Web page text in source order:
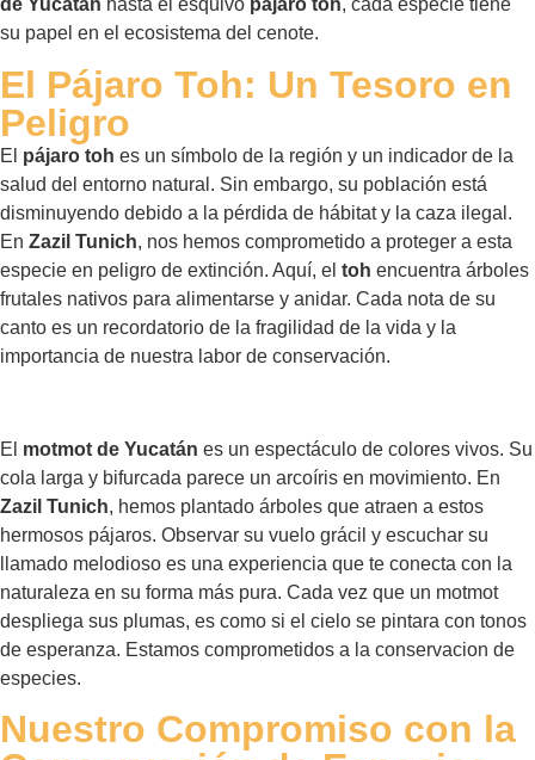
de Yucatán hasta el esquivo pájaro toh, cada especie tiene
su papel en el ecosistema del cenote.
El Pájaro Toh: Un Tesoro en
Peligro
El pájaro toh es un símbolo de la región y un indicador de la
salud del entorno natural. Sin embargo, su población está
disminuyendo debido a la pérdida de hábitat y la caza ilegal.
En Zazil Tunich, nos hemos comprometido a proteger a esta
especie en peligro de extinción. Aquí, el toh encuentra árboles
frutales nativos para alimentarse y anidar. Cada nota de su
canto es un recordatorio de la fragilidad de la vida y la
importancia de nuestra labor de conservación.
El motmot de Yucatán es un espectáculo de colores vivos. Su
cola larga y bifurcada parece un arcoíris en movimiento. En
Zazil Tunich, hemos plantado árboles que atraen a estos
hermosos pájaros. Observar su vuelo grácil y escuchar su
llamado melodioso es una experiencia que te conecta con la
naturaleza en su forma más pura. Cada vez que un motmot
despliega sus plumas, es como si el cielo se pintara con tonos
de esperanza. Estamos comprometidos a la conservacion de
especies.
Nuestro Compromiso con la